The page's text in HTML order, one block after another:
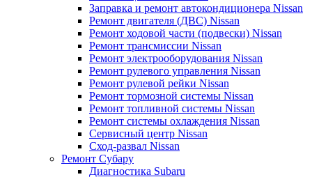
Заправка и ремонт автокондиционера Nissan
Ремонт двигателя (ДВС) Nissan
Ремонт ходовой части (подвески) Nissan
Ремонт трансмиссии Nissan
Ремонт электрооборудования Nissan
Ремонт рулевого управления Nissan
Ремонт рулевой рейки Nissan
Ремонт тормозной системы Nissan
Ремонт топливной системы Nissan
Ремонт системы охлаждения Nissan
Сервисный центр Nissan
Сход-развал Nissan
Ремонт Субару
Диагностика Subaru